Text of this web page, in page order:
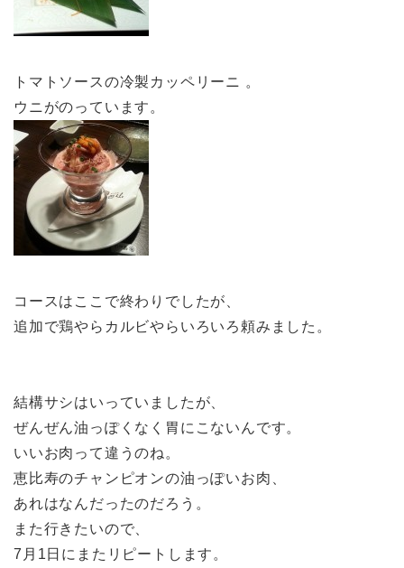
トマトソースの冷製カッペリーニ 。
ウニがのっています。
コースはここで終わりでしたが、
追加で鶏やらカルビやらいろいろ頼みました。
結構サシはいっていましたが、
ぜんぜん油っぽくなく胃にこないんです。
いいお肉って違うのね。
恵比寿のチャンピオンの油っぽいお肉、
あれはなんだったのだろう。
また行きたいので、
7月1日にまたリピートします。